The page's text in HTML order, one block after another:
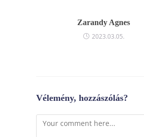
Zarandy Agnes
2023.03.05.
Vélemény, hozzászólás?